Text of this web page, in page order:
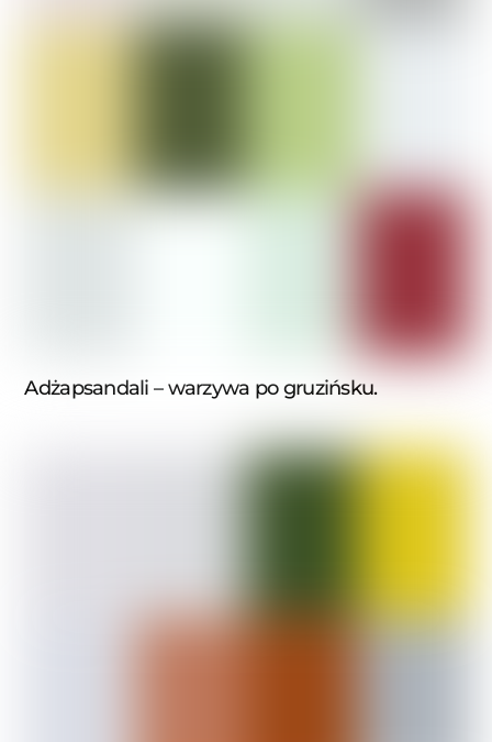
Adżapsandali – warzywa po gruzińsku.